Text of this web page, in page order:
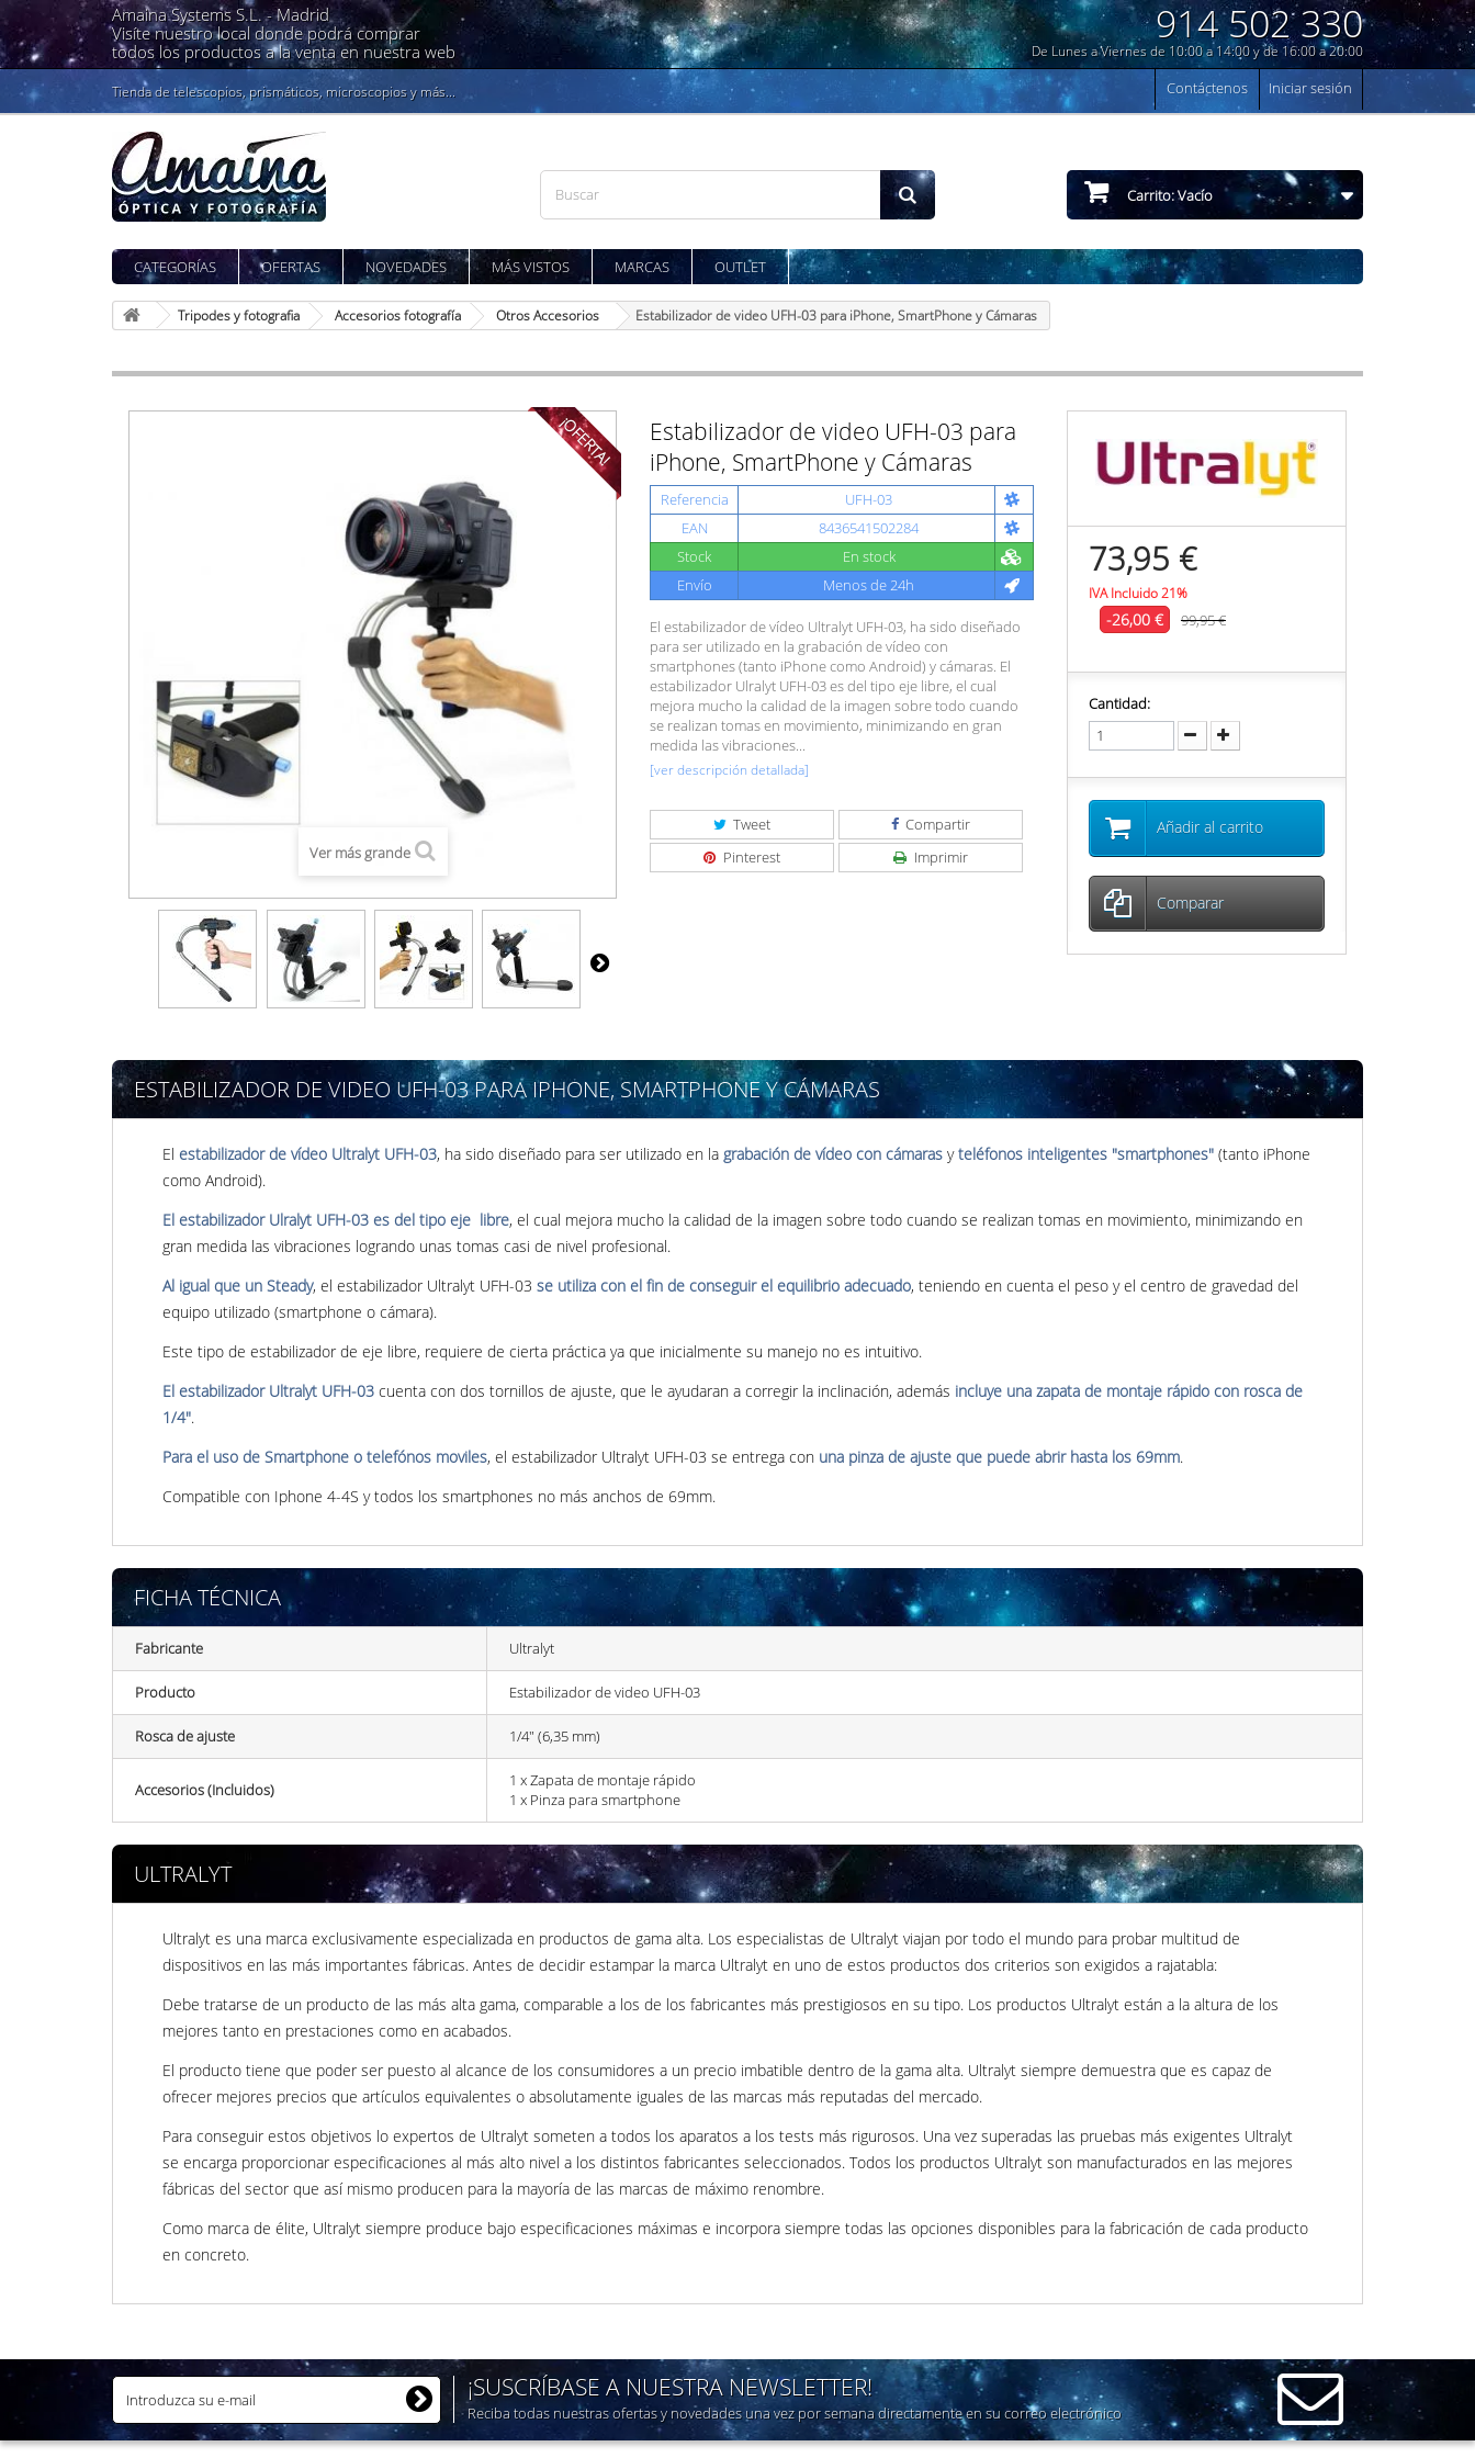
Amaina Systems S.L. -Madrid
Visíte nuestro local donde podrá comprar
todos los productos a la venta en nuestra web
914 502 330
De Lunes a Viernes de 10:00 a 14:00 y de 16:00 a 20:00
Iniciar sesión
Contáctenos
Tienda de telescopios, prismáticos, microscopios y más...
Carrito:Vacío
CATEGORÍAS OFERTAS NOVEDADES MÁS VISTOS MARCAS OUTLET
Tripodes y fotografia Accesorios fotografía Otros Accesorios Estabilizador de video UFH-03 para iPhone, SmartPhone y Cámaras
¡OFERTA!
Ver más grande
Estabilizador de video UFH-03 para
iPhone, SmartPhone y Cámaras
Referencia
UFH-03
EAN
8436541502284
Stock
En stock
Envío
Menos de 24h
El estabilizador de vídeo Ultralyt UFH-03, ha sido diseñado
para ser utilizado en la grabación de vídeo con
smartphones (tanto iPhone como Android) y cámaras. El
estabilizador Ulralyt UFH-03 es del tipo eje libre, el cual
mejora mucho la calidad de la imagen sobre todo cuando
se realizan tomas en movimiento, minimizando en gran
medida las vibraciones...
[ver descripción detallada]
Tweet
Compartir
Pinterest
Imprimir
73,95 €
IVA Incluido 21%
-26,00 € 99,95 €
Cantidad:
Añadir al carrito
Comparar
ESTABILIZADOR DE VIDEO UFH-03 PARA IPHONE, SMARTPHONE Y CÁMARAS
El estabilizador de vídeo Ultralyt UFH-03, ha sido diseñado para ser utilizado en la grabación de vídeo con cámaras yteléfonos inteligentes "smartphones" (tanto iPhone
como Android).
El estabilizador Ulralyt UFH-03 es del tipo eje libre, el cual mejora mucho la calidad de la imagen sobre todo cuando se realizan tomas en movimiento, minimizando en
gran medida las vibraciones logrando unas tomas casi de nivel profesional.
Al igual que un Steady, el estabilizador Ultralyt UFH-03 se utiliza con el fin de conseguir el equilibrio adecuado, teniendo en cuenta el peso y el centro de gravedad del
equipo utilizado (smartphone o cámara).
Este tipo de estabilizador de eje libre, requiere de cierta práctica ya que inicialmente su manejo no es intuitivo.
El estabilizador Ultralyt UFH-03 cuenta con dos tornillos de ajuste, que le ayudaran a corregir la inclinación, además incluye una zapata de montaje rápido con rosca de
1/4".
Para el uso de Smartphone o telefónos moviles, el estabilizador Ultralyt UFH-03 se entrega con una pinza de ajuste que puede abrir hasta los 69mm.
Compatible con Iphone 4-4S y todos los smartphones no más anchos de 69mm.
FICHA TÉCNICA
Fabricante Ultralyt
Producto Estabilizador de video UFH-03
Rosca de ajuste 1/4" (6,35 mm)
Accesorios (Incluidos)
1 x Zapata de montaje rápido
1 x Pinza para smartphone
ULTRALYT
Ultralyt es una marca exclusivamente especializada en productos de gama alta. Los especialistas de Ultralyt viajan por todo el mundo para probar multitud de
dispositivos en las más importantes fábricas. Antes de decidir estampar la marca Ultralyt en uno de estos productos dos criterios son exigidos a rajatabla:
Debe tratarse de un producto de las más alta gama, comparable a los de los fabricantes más prestigiosos en su tipo. Los productos Ultralyt están a la altura de los
mejores tanto en prestaciones como en acabados.
El producto tiene que poder ser puesto al alcance de los consumidores a un precio imbatible dentro de la gama alta. Ultralyt siempre demuestra que es capaz de
ofrecer mejores precios que artículos equivalentes o absolutamente iguales de las marcas más reputadas del mercado.
Para conseguir estos objetivos lo expertos de Ultralyt someten a todos los aparatos a los tests más rigurosos. Una vez superadas las pruebas más exigentes Ultralyt
se encarga proporcionar especificaciones al más alto nivel a los distintos fabricantes seleccionados. Todos los productos Ultralyt son manufacturados en las mejores
fábricas del sector que así mismo producen para la mayoría de las marcas de máximo renombre.
Como marca de élite, Ultralyt siempre produce bajo especificaciones máximas e incorpora siempre todas las opciones disponibles para la fabricación de cada producto
en concreto.
¡SUSCRÍBASE A NUESTRA NEWSLETTER!
Reciba todas nuestras ofertas y novedades una vez por semana directamente en su correo electrónico